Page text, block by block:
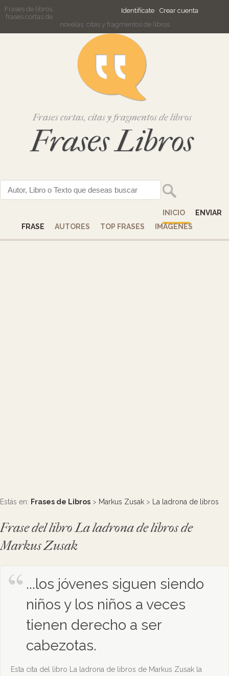
Identifícate Crear cuenta
Frases de libros,
frases cortas de
novelas, citas y fragmentos de libros
Frases cortas, citas y fragmentos de libros
Frases Libros
INICIO
ENVIAR
FRASE
AUTORES TOP FRASES IMÁGENES
Estás en: Frases de Libros > Markus Zusak > La ladrona de libros
Frase del libro La ladrona de libros de
Markus Zusak
...los jóvenes siguen siendo
niños y los niños a veces
tienen derecho a ser
cabezotas.
Esta cita del libro La ladrona de libros de Markus Zusak la